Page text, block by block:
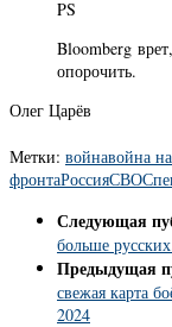
PS
Bloomberg
опорочить.
Олег Царёв
Метки: войнавойна
фронтаРоссияСВО
Следующая
больше
Предыдущая
свежая карта
2024